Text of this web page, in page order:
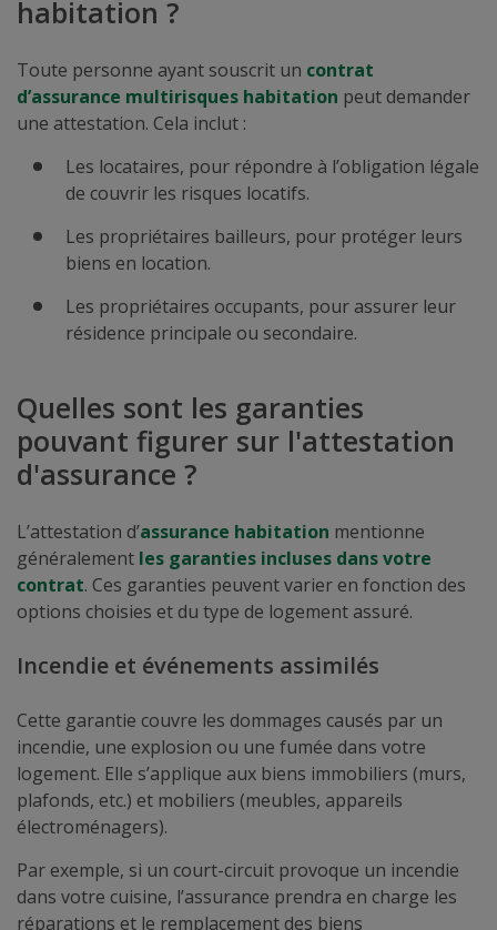
habitation ?
Toute personne ayant souscrit un contrat
d’assurance multirisques habitation peut demander
une attestation. Cela inclut :
Les locataires, pour répondre à l’obligation légale
de couvrir les risques locatifs.
Les propriétaires bailleurs, pour protéger leurs
biens en location.
Les propriétaires occupants, pour assurer leur
résidence principale ou secondaire.
Quelles sont les garanties
pouvant figurer sur l'attestation
d'assurance ?
L’attestation d’assurance habitation mentionne
généralement les garanties incluses dans votre
contrat. Ces garanties peuvent varier en fonction des
options choisies et du type de logement assuré.
Incendie et événements assimilés
Cette garantie couvre les dommages causés par un
incendie, une explosion ou une fumée dans votre
logement. Elle s’applique aux biens immobiliers (murs,
plafonds, etc.) et mobiliers (meubles, appareils
électroménagers).
Par exemple, si un court-circuit provoque un incendie
dans votre cuisine, l’assurance prendra en charge les
réparations et le remplacement des biens